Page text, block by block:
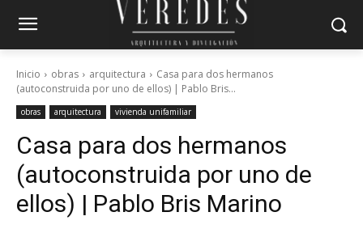
Inicio obras arquitectura
Casa para dos hermanos
(autoconstruida por uno de ellos) | Pablo Bris...
obras arquitectura vivienda unifamiliar
Casa para dos hermanos
(autoconstruida por uno de
ellos) | Pablo Bris Marino